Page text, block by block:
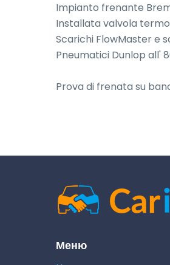
Impianto frenante
Installata valvola
Scarichi FlowMaster e
Pneumatici Dunlop all'
Prova di frenata su
Меню